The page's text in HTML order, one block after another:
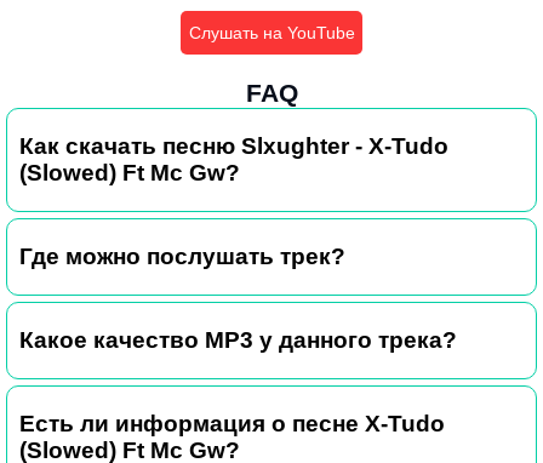
Слушать на YouTube
FAQ
Как скачать песню Slxughter - X-Tudo
(Slowed) Ft Mc Gw?
Где можно послушать трек?
Какое качество MP3 у данного трека?
Есть ли информация о песне X-Tudo
(Slowed) Ft Mc Gw?